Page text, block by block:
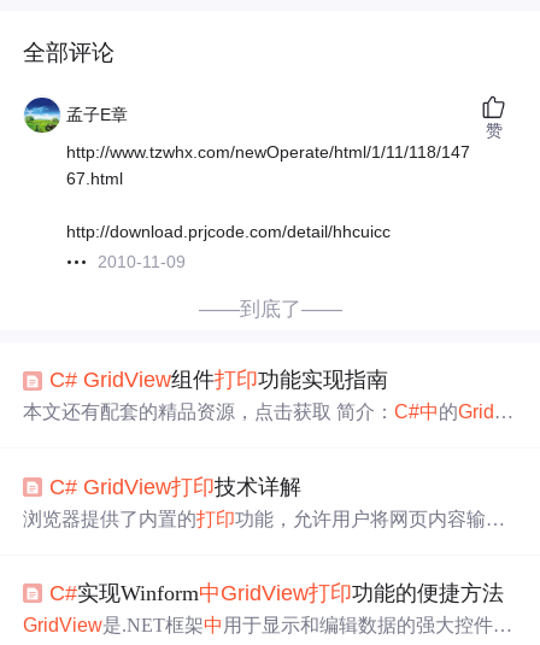
全部评论
孟子E章
http://www.tzwhx.com/newOperate/html/1/11/118/147
67.html
http://download.prjcode.com/detail/hhcuicc
2010-11-09
赞
——到底了——
C# GridView组件打印功能实现指南
本文还有配套的精品资源，点击获取 简介：C#中的GridVi
成和浏览器打印调用。本文将介绍一个完整的
包括HTML生成、创建打印页面、JavaScript打印控制、样
C# GridView打印技术详解
浏览器提供了内置的打印功能，允许用户将网页内容输出
面描述语言，比如打印到PDF或直接发送到打印机。浏览
器打印功能通过调用Web API来实现。当用户触发打印事
C#实现Winform中GridView打印功能的便捷方法
GridView是.NET框架中 用于显示和编辑数据的强大控件。